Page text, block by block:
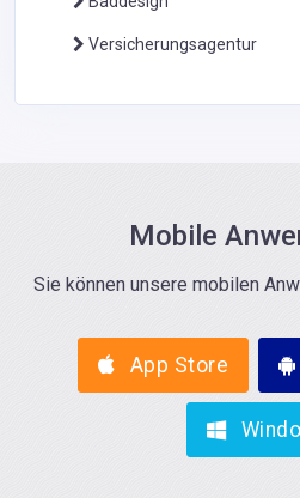
Versicherungsagentur
Mobile
Sie können unsere mobilen
App Store